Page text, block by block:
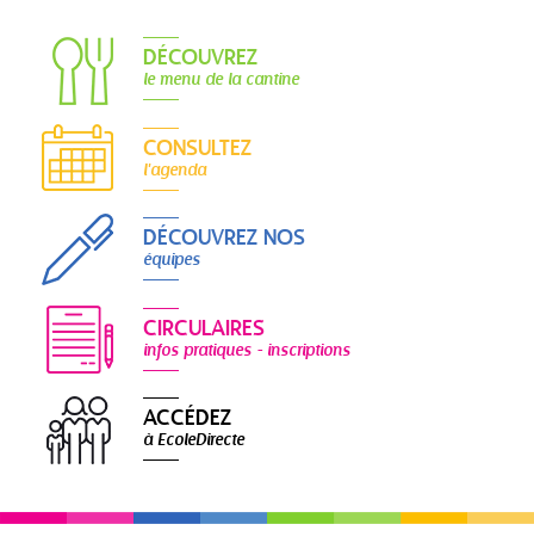
DÉCOUVREZ
le menu de la cantine
CONSULTEZ
l'agenda
DÉCOUVREZ NOS
équipes
CIRCULAIRES
infos pratiques - inscriptions
ACCÉDEZ
à EcoleDirecte